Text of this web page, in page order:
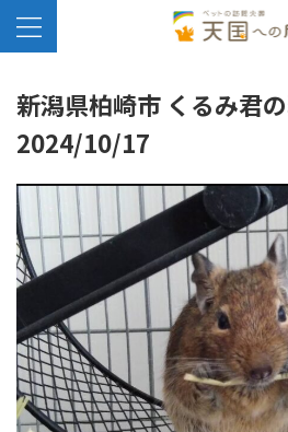
新潟県柏崎市 くるみ君
2024/10/17